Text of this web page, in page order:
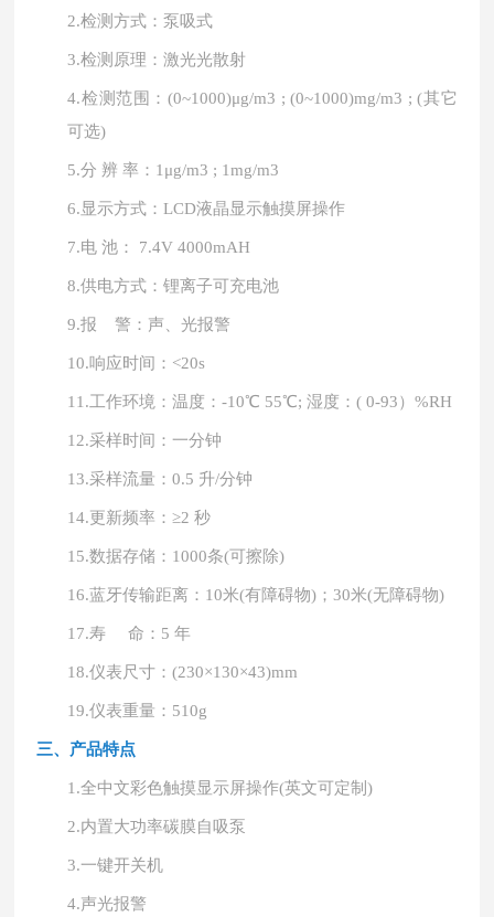
2.检测方式：泵吸式
3.检测原理：激光光散射
4.检测范围： (0~1000)μg/m3 ; (0~1000)mg/m3 ; (其它
可选)
5.分 辨 率：1μg/m3 ; 1mg/m3
6.显示方式：LCD液晶显示触摸屏操作
7.电 池： 7.4V 4000mAH
8.供电方式：锂离子可充电池
9.报 警：声、光报警
10.响应时间： <20s
11.工作环境：温度：-10℃ 55℃; 湿度：( 0-93）%RH
12.采样时间：一分钟
13.采样流量：0.5 升/分钟
14.更新频率：≥2 秒
15.数据存储： 1000条(可擦除)
16.蓝牙传输距离： 10米(有障碍物)；30米(无障碍物)
17.寿 命：5 年
18.仪表尺寸：(230×130×43)mm
19.仪表重量： 510g
三、产品特点
1.全中文彩色触摸显示屏操作(英文可定制)
2.内置大功率碳膜自吸泵
3.一键开关机
4.声光报警